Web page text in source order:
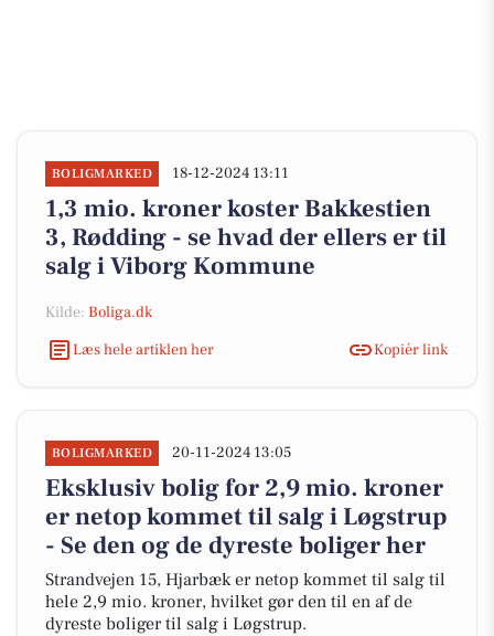
BOLIGMARKED 18-12-2024 13:11
1,3 mio. kroner koster Bakkestien
3, Rødding - se hvad der ellers er til
salg i Viborg Kommune
Kilde: Boliga.dk
Læs hele artiklen her
Kopiér link
BOLIGMARKED 20-11-2024 13:05
Eksklusiv bolig for 2,9 mio. kroner
er netop kommet til salg i Løgstrup
- Se den og de dyreste boliger her
Strandvejen 15, Hjarbæk er netop kommet til salg til
hele 2,9 mio. kroner, hvilket gør den til en af de
dyreste boliger til salg i Løgstrup.